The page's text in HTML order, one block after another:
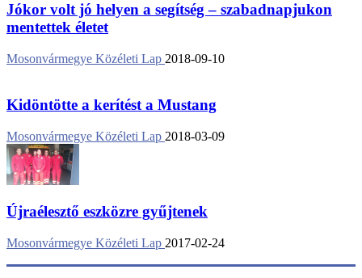
Jókor volt jó helyen a segítség – szabadnapjukon
mentettek életet
Mosonvármegye Közéleti Lap 2018-09-10
Kidöntötte a kerítést a Mustang
Mosonvármegye Közéleti Lap 2018-03-09
Újraélesztő eszközre gyűjtenek
Mosonvármegye Közéleti Lap 2017-02-24